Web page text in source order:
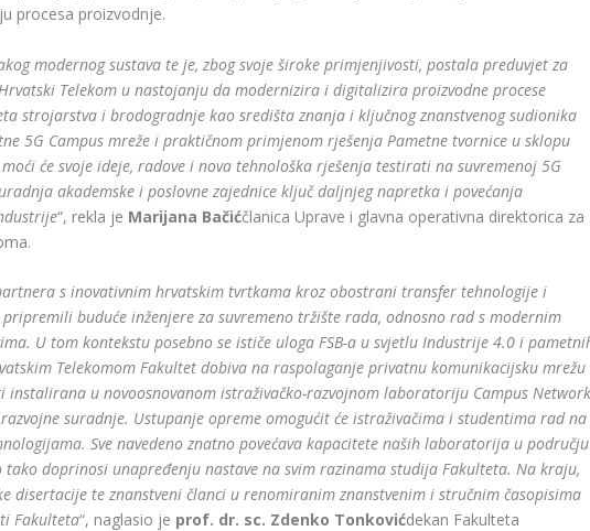
procesa proizvodnje.
modernog sustava te je, zbog svoje široke primjenjivosti, postala preduvjet za
Telekom u nastojanju da modernizira i digitalizira proizvodne procese
strojarstva i brodogradnje kao središta znanja i ključnog znanstvenog sudionika
5G Campus mreže i praktičnom primjenom rješenja Pametne tvornice u sklopu
će svoje ideje, radove i nova tehnološka rješenja testirati na suvremenoj 5G
akademske i poslovne zajednice ključ daljnjeg napretka i povećanja
“, rekla je Marijana Bačićčlanica Uprave i glavna operativna direktorica za
s inovativnim hrvatskim tvrtkama kroz obostrani transfer tehnologije i
buduće inženjere za suvremeno tržište rada, odnosno rad s modernim
U tom kontekstu posebno se ističe uloga FSB-a u svjetlu Industrije 4.0 i
Telekomom Fakultet dobiva na raspolaganje privatnu komunikacijsku mrežu
instalirana u novoosnovanom istraživačko-razvojnom laboratoriju Campus
suradnje. Ustupanje opreme omogućit će istraživačima i studentima rad na
Sve navedeno znatno povećava kapacitete naših laboratorija u području
doprinosi unapređenju nastave na svim razinama studija Fakulteta. Na kraju,
disertacije te znanstveni članci u renomiranim znanstvenim i stručnim časopisima
Fakulteta“, naglasio je prof. dr. sc. Zdenko Tonkovićdekan Fakulteta